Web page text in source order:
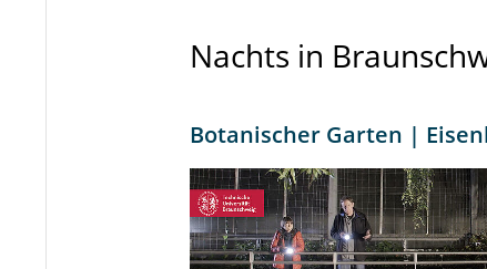
Nachts in
Botanischer Garten |